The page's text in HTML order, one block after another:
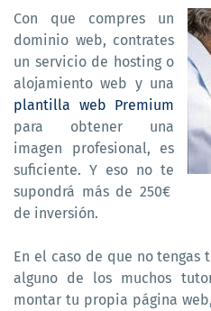
Con que compres un
dominio web, contrates
un servicio de hosting o
alojamiento web y una
plantilla web Premium
para obtener una
imagen profesional, es
suficiente. Y eso no te
supondrá más de 250€
de inversión.
En el caso de que no tengas
alguno de los muchos
montar tu propia página